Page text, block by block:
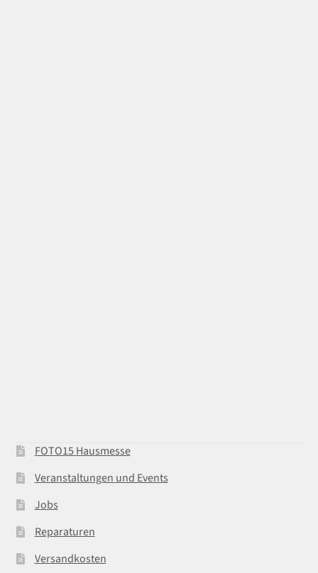
FOTO15 Hausmesse
Veranstaltungen und Events
Jobs
Reparaturen
Versandkosten